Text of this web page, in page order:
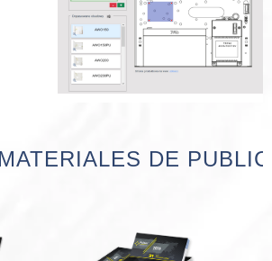
MATERIALES DE